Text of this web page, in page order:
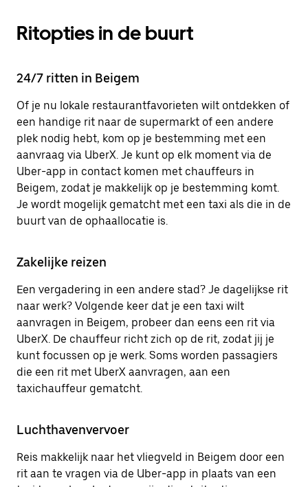
Ritopties in de buurt
24/7 ritten in Beigem
Of je nu lokale restaurantfavorieten wilt ontdekken of
een handige rit naar de supermarkt of een andere
plek nodig hebt, kom op je bestemming met een
aanvraag via UberX. Je kunt op elk moment via de
Uber-app in contact komen met chauffeurs in
Beigem, zodat je makkelijk op je bestemming komt.
Je wordt mogelijk gematcht met een taxi als die in de
buurt van de ophaallocatie is.
Zakelijke reizen
Een vergadering in een andere stad? Je dagelijkse rit
naar werk? Volgende keer dat je een taxi wilt
aanvragen in Beigem, probeer dan eens een rit via
UberX. De chauffeur richt zich op de rit, zodat jij je
kunt focussen op je werk. Soms worden passagiers
die een rit met UberX aanvragen, aan een
taxichauffeur gematcht.
Luchthavenvervoer
Reis makkelijk naar het vliegveld in Beigem door een
rit aan te vragen via de Uber-app in plaats van een